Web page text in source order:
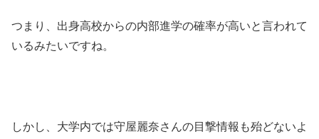
つまり、出身高校からの内部進学の確率が高いと言われて
いるみたいですね。
しかし、大学内では守屋麗奈さんの目撃情報も殆どないよ